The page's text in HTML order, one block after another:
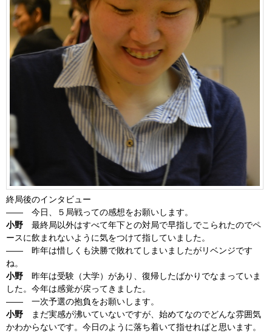
終局後のインタビュー
―― 今日、５局戦っての感想をお願いします。
小野 最終局以外はすべて年下との対局で早指しでこられたのでペ
ースに飲まれないように気をつけて指していました。
―― 昨年は惜しくも決勝で敗れてしまいましたがリベンジです
ね。
小野 昨年は受験（大学）があり、復帰したばかりでなまっていま
した。今年は感覚が戻ってきました。
―― 一次予選の抱負をお願いします。
小野 まだ実感が沸いていないですが、始めてなのでどんな雰囲気
かわからないです。今日のように落ち着いて指せればと思います。